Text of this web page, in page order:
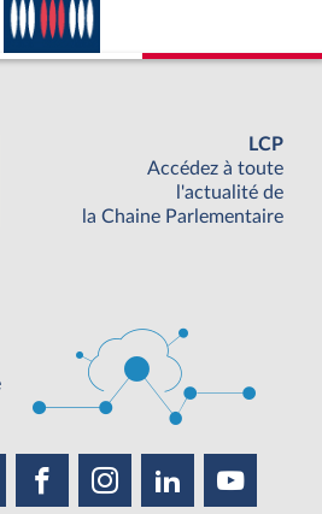
LCP
Accédez à toute
l'actualité de
la Chaine Parlementaire